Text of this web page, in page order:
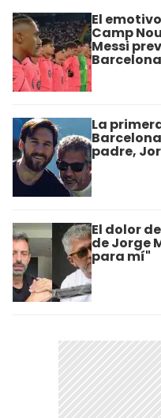
El
Camp
Messi
La
padre,
El dolor
de Jorge
para mí"